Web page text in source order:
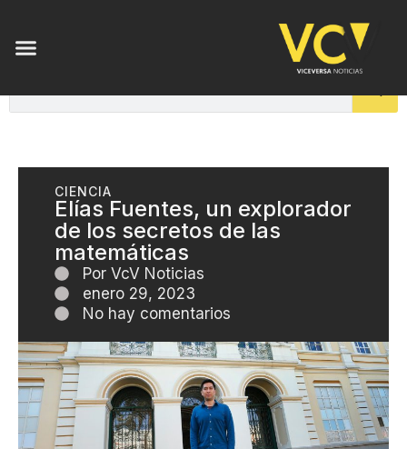
CIENCIA
Elías Fuentes, un explorador
de los secretos de las
matemáticas
Por VcV Noticias
enero 29, 2023
No hay comentarios